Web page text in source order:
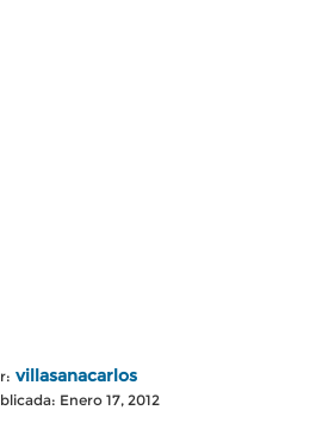
villasanacarlos
Enero 17, 2012